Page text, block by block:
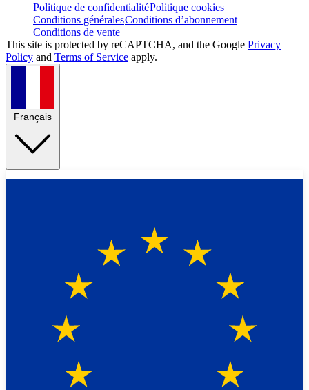
Politique de confidentialitéPolitique cookies
Conditions généralesConditions d’abonnement
Conditions de vente
This site is protected by reCAPTCHA, and the Google Privacy
Policy and Terms of Service apply.
Français